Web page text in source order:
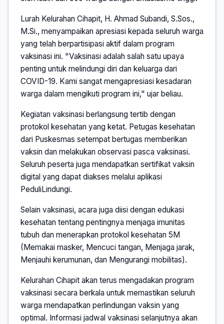
Lurah Kelurahan Cihapit, H. Ahmad Subandi, S.Sos.,
M.Si., menyampaikan apresiasi kepada seluruh warga
yang telah berpartisipasi aktif dalam program
vaksinasi ini. "Vaksinasi adalah salah satu upaya
penting untuk melindungi diri dan keluarga dari
COVID-19. Kami sangat mengapresiasi kesadaran
warga dalam mengikuti program ini," ujar beliau.
Kegiatan vaksinasi berlangsung tertib dengan
protokol kesehatan yang ketat. Petugas kesehatan
dari Puskesmas setempat bertugas memberikan
vaksin dan melakukan observasi pasca vaksinasi.
Seluruh peserta juga mendapatkan sertifikat vaksin
digital yang dapat diakses melalui aplikasi
PeduliLindungi.
Selain vaksinasi, acara juga diisi dengan edukasi
kesehatan tentang pentingnya menjaga imunitas
tubuh dan menerapkan protokol kesehatan 5M
(Memakai masker, Mencuci tangan, Menjaga jarak,
Menjauhi kerumunan, dan Mengurangi mobilitas).
Kelurahan Cihapit akan terus mengadakan program
vaksinasi secara berkala untuk memastikan seluruh
warga mendapatkan perlindungan vaksin yang
optimal. Informasi jadwal vaksinasi selanjutnya akan